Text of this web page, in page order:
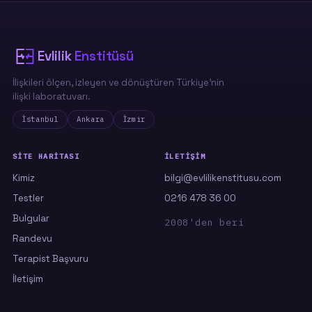
"kurtarma" çoğu zaman farkında olmadan
aşkın taşıyamayacağı kadar ağırdır.
Evlilik Enstitüsü
İlişkileri ölçen, izleyen ve dönüştüren Türkiye'nin
ilişki laboratuvarı.
İstanbul Ankara İzmir
SITE HARITASI
Kimiz
Testler
Bulgular
Randevu
Terapist Başvuru
İletişim
İLETIŞIM
bilgi@evlilikenstitusu.com
0216 478 36 00
2008'den beri